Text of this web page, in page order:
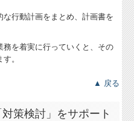
行動計画をまとめ、計画書を
を着実に行っていくと、その
。
▲ 戻る
策検討」をサポート